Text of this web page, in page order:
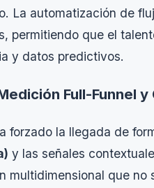
La automatización de
permitiendo que el
y datos predictivos.
Full-Funnel
forzado la llegada de
y las señales
multidimensional que no